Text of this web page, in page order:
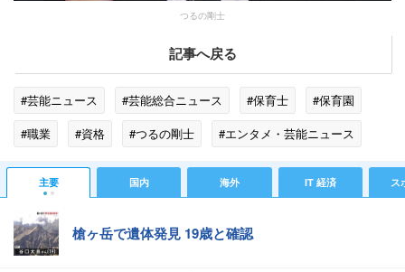
つるの剛士
記事へ戻る
#芸能ニュース #芸能総合ニュース #保育士
#保育園
#職業
#資格 #つるの剛士
#エンタメ・芸能ニュース
#ゴシップ
主要 国内 海外 IT 経済 ス
槍ヶ岳で遺体発見 19歳と確認